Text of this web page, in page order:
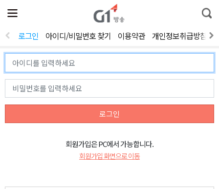
전
체
뉴
열
통
합
색
로그인 아이디/비밀번호 찾기 이용약관 개인정보취급방침
로그인
회원가입은 PC에서 가능합니다.
회원가입 화면으로 이동